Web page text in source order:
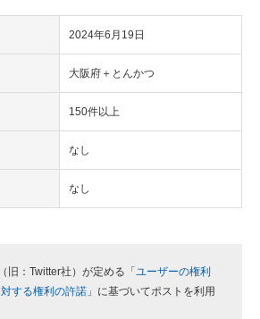
2024年6月19日
大阪府＋とんかつ
150件以上
なし
なし
旧：Twitter社）が定める「 ユーザーの権利
する権利の許諾 」に基づいてポストを利用